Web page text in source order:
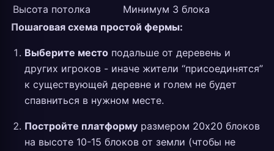
Высота потолка
Минимум 3 блока
Пошаговая схема простой фермы:
Выберите место подальше от деревень и
других игроков - иначе жители “присоединятся”
к существующей деревне и голем не будет
спавниться в нужном месте.
Постройте платформу размером 20x20 блоков
на высоте 10-15 блоков от земли (чтобы не